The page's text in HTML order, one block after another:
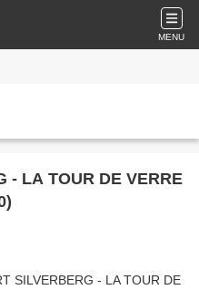
MENU
- LA TOUR DE VERRE